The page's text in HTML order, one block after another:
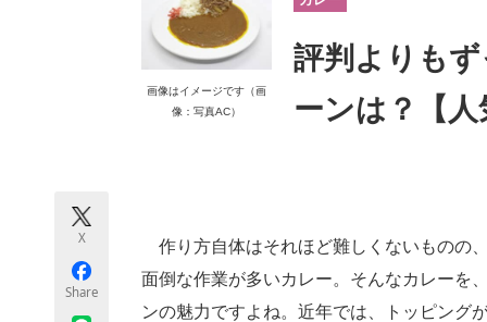
ITエンジニア向け専門サイト 企業向けIT
画像はイメージです（画
像：写真AC）
評判よりも
ーンは？【人
X
Share
作り方自体はそれほど難しくないものの
面倒な作業が多いカレー。そんなカレーを
ンの魅力ですよね。近年では、トッピング